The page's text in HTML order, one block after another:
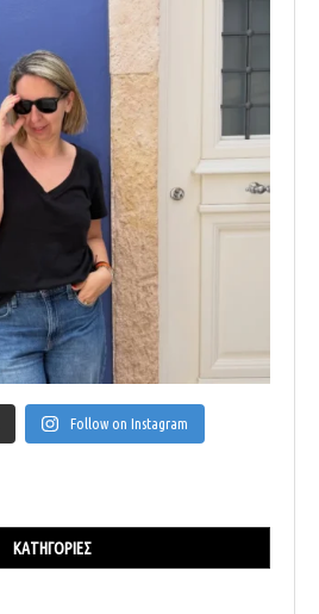
Follow on Instagram
ΚΑΤΗΓΟΡΊΕΣ